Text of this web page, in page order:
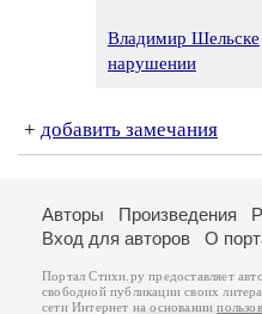
Владимир Шельске
нарушении
+ добавить замечания
Авторы Произведения
Вход для авторов
О
Портал Стихи.ру предоставляет
свободной публикации своих
сети Интернет на основании